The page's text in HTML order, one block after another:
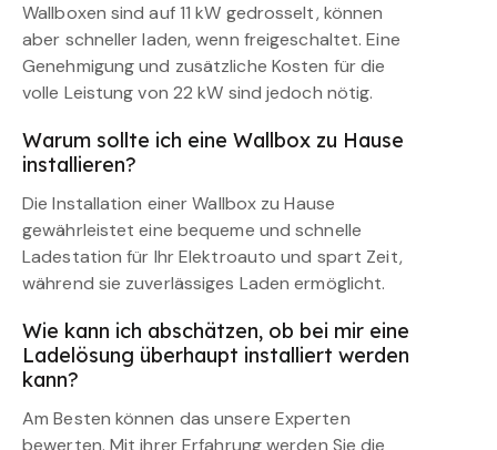
Wallboxen sind auf 11 kW gedrosselt, können
aber schneller laden, wenn freigeschaltet. Eine
Genehmigung und zusätzliche Kosten für die
volle Leistung von 22 kW sind jedoch nötig.
Warum sollte ich eine Wallbox zu Hause
installieren?
Die Installation einer Wallbox zu Hause
gewährleistet eine bequeme und schnelle
Ladestation für Ihr Elektroauto und spart Zeit,
während sie zuverlässiges Laden ermöglicht.
Wie kann ich abschätzen, ob bei mir eine
Ladelösung überhaupt installiert werden
kann?
Am Besten können das unsere Experten
bewerten. Mit ihrer Erfahrung werden Sie die